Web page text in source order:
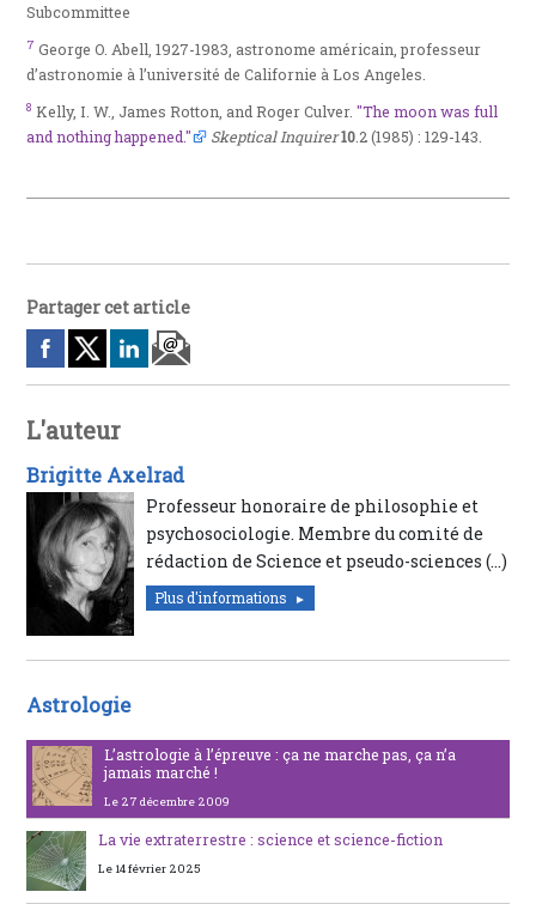
Subcommittee
7 George O. Abell, 1927-1983, astronome américain, professeur
d’astronomie à l’université de Californie à Los Angeles.
8 Kelly, I. W., James Rotton, and Roger Culver."The moon was full
and nothing happened."
Skeptical Inquirer10 .2 (1985) : 129-143.
Partager cet article
L'auteur
Brigitte Axelrad
Professeur honoraire de philosophie et
psychosociologie. Membre du comité de
rédaction de Science et pseudo-sciences (…)
Plus d'informations
Astrologie
L’astrologie à l’épreuve : ça ne marche pas, ça n’a
jamais marché !
Le 27 décembre 2009
La vie extraterrestre : science et science-fiction
Le 14 février 2025